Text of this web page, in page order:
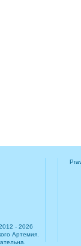
- 2026
Артемия.